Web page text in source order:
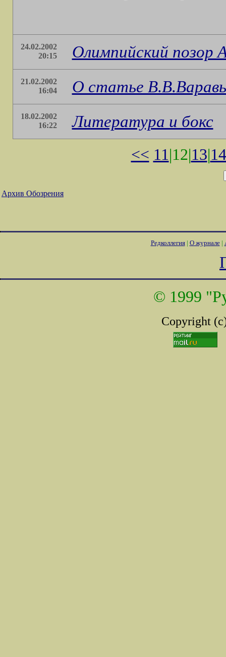
24.02.2002
20:15
Олимпийский позор
21.02.2002
16:04
О статье
18.02.2002
16:22
Литература и бокс
<< 11|12|13|14
Архив Обозрения
Редколлегия| О журнале|
© 1999
Copyright